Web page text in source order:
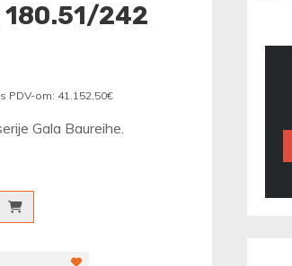
180.51/242
PDV-om: 41.152,50€
Gala Baureihe.